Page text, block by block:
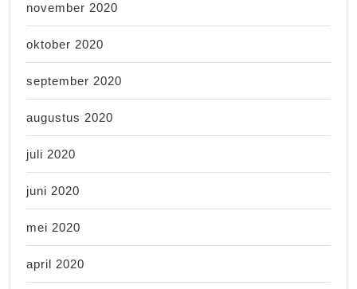
november 2020
oktober 2020
september 2020
augustus 2020
juli 2020
juni 2020
mei 2020
april 2020